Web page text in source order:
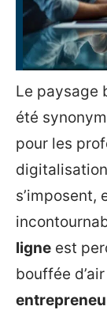
Le paysage
été
pour les
s’imposent,
ligne est
bouffée